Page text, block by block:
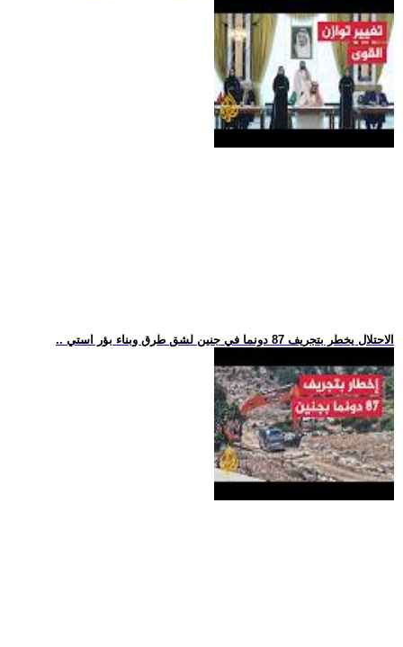
.. الاحتلال يخطر بتجريف 87 دونما في جنين لشق طرق وبناء بؤر استي